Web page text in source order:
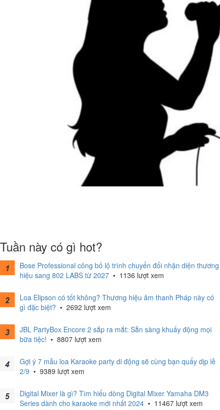
Tuần này có gì hot?
Bose Professional công bố lộ trình chuyển đổi nhận diện thương
hiệu sang 802 LABS từ 2027 • 1136 lượt xem
Loa Elipson có tốt không? Thương hiệu âm thanh Pháp này có
gì đặc biệt? • 2692 lượt xem
JBL PartyBox Encore 2 sắp ra mắt: Sẵn sàng khuấy động mọi
bữa tiệc! • 8807 lượt xem
Gợi ý 7 mẫu loa Karaoke party di động sẽ cùng bạn quẩy dịp lễ
2/9 • 9389 lượt xem
Digital Mixer là gì? Tìm hiểu dòng Digital Mixer Yamaha DM3
Series dành cho karaoke mới nhất 2024 • 11467 lượt xem